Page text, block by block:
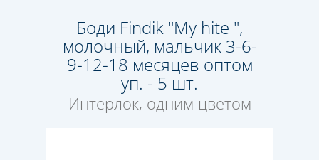
Боди Findik "My hite ",
молочный, мальчик 3-6-
9-12-18 месяцев оптом
уп. - 5 шт.
Интерлок, одним цветом